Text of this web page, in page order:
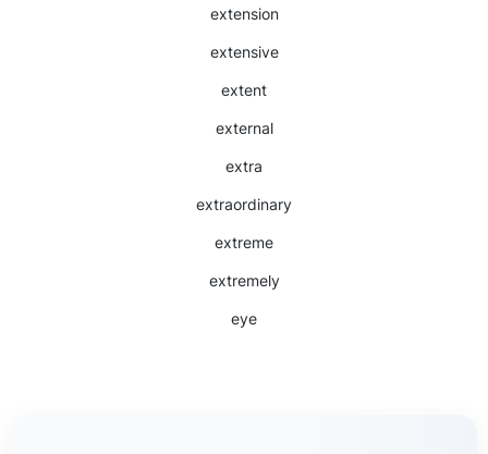
extension
extensive
extent
external
extra
extraordinary
extreme
extremely
eye